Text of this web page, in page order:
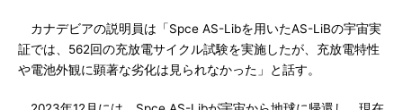
カナデビアの説明員は「Spce AS-Libを用いたAS-LiBの宇宙実
証では、562回の充放電サイクル試験を実施したが、充放電特性
や電池外観に顕著な劣化は見られなかった」と話す。